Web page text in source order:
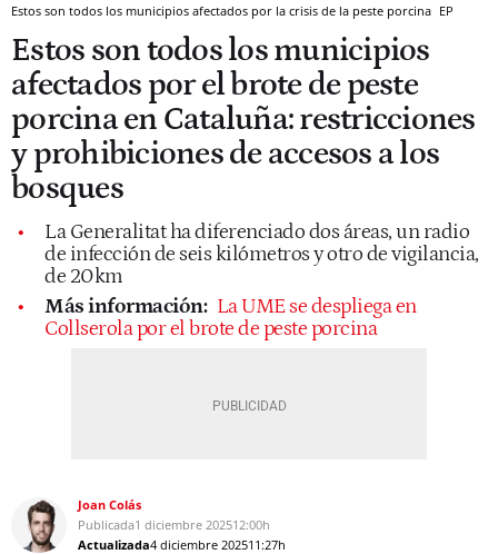
Estos son todos los municipios afectados por la crisis de la peste porcina EP
Estos son todos los municipios
afectados por el brote de peste
porcina en Cataluña: restricciones
y prohibiciones de accesos a los
bosques
La Generalitat ha diferenciado dos áreas, un radio
de infección de seis kilómetros y otro de vigilancia,
de 20km
Más información: La UME se despliega en
Collserola por el brote de peste porcina
Joan Colás
Publicada1 diciembre 202512:00h
Actualizada4 diciembre 202511:27h